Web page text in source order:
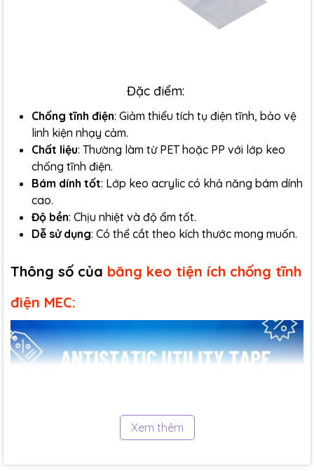
Đặc điểm:
Chống tĩnh điện: Giảm thiểu tích tụ điện tĩnh, bảo vệ
linh kiện nhạy cảm.
Chất liệu: Thường làm từ PET hoặc PP với lớp keo
chống tĩnh điện.
Bám dính tốt: Lớp keo acrylic có khả năng bám dính
cao.
Độ bền: Chịu nhiệt và độ ẩm tốt.
Dễ sử dụng: Có thể cắt theo kích thước mong muốn.
Thông số của băng keo tiện ích chống tĩnh
điện MEC:
Xem thêm